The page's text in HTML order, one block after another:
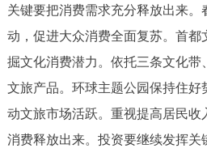
ESPAÑOL العربية
ITALIANO
关键要把消费需求充分释放出来
动，促进大众消费全面复苏。首都
掘文化消费潜力。依托三条文化带
文旅产品。环球主题公园保持住好
动文旅市场活跃。重视提高居民收
消费释放出来。投资要继续发挥关